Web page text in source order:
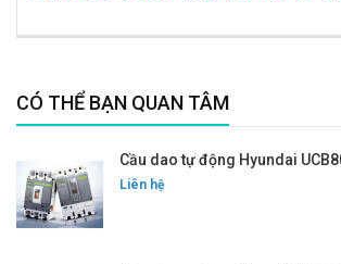
CÓ THỂ BẠN QUAN TÂM
Cầu dao tự động Hyundai
Liên hệ